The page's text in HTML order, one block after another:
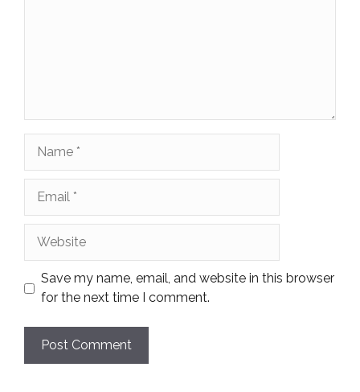
Save my name, email, and website in this browser
for the next time I comment.